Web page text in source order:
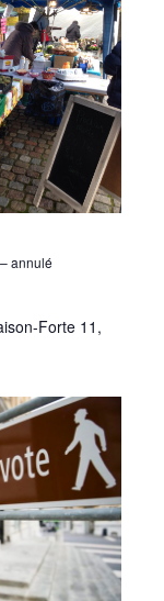
annulé
Forte 11,